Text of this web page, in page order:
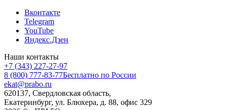
Вконтакте
Telegram
YouTube
Яндекс.Дзен
Наши контакты
+7 (343) 227-27-97
8 (800) 777-83-77Бесплатно по России
ekat@prabo.ru
620137, Свердловская область,
Екатеринбург, ул. Блюхера, д. 88, офис 329